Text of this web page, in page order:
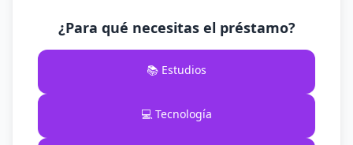
¿Para qué necesitas el préstamo?
📚 Estudios
💻 Tecnología